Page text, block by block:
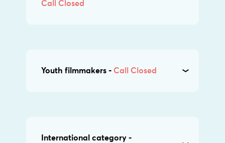
Call Closed
Youth filmmakers - Call Closed
International category -